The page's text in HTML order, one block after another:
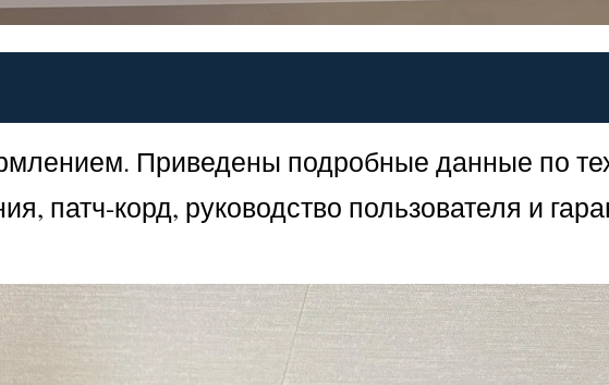
Приведены подробные данные по
патч-корд, руководство пользователя и